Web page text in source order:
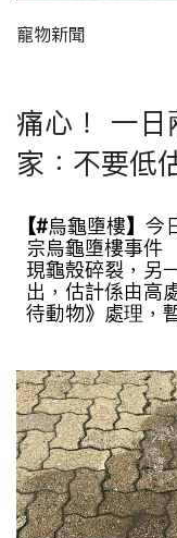
寵物新聞
痛心！ 一日
家：不要低
【#烏龜墮樓】 今
宗烏龜墮樓事件
現龜殼碎裂，另
出，估計係由高
待動物》處理，